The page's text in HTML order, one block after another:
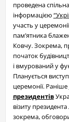
проведена
інформацією
участь у
пам’ятника
Ковчу. Зокрема,
початок
і вмурований у
Планується
церемонії. Раніше
президентів
візиту
зокрема,